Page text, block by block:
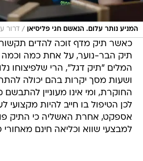
המניע נותר עלום. הנאשם חגי פליסיאן / דרור
כאשר תיק מדף זוכה להדים
תיק הבר-נוער, על אחת כמה
המלים "תיק דגל", הרי שלפיצוחו
ושעות מסך יקרות בהם יכולה
החוקרת, ומי אינו מעוניין
לכן הטיפול בו חייב להיות מקצועי
אספקט, אחרת האשליה כי התיק
למבצעי שווא וכליאה חינם מאחורי